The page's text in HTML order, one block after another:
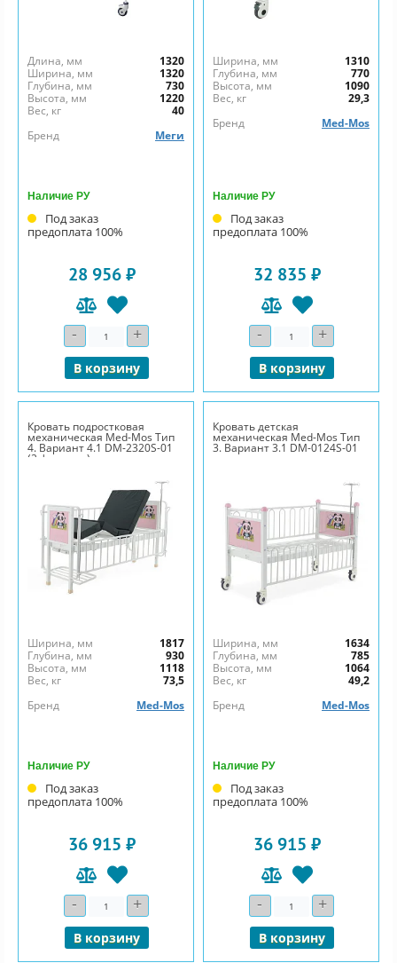
Длина, мм
1320
Ширина, мм
1320
Глубина, мм
730
Высота, мм
1220
Вес, кг
40
Бренд
Меги
Наличие РУ
Под заказ
предоплата 100%
28 956 ₽
- Количество+
В корзину
Ширина, мм
1310
Глубина, мм
770
Высота, мм
1090
Вес, кг
29,3
Бренд
Med-Mos
Наличие РУ
Под заказ
предоплата 100%
32 835 ₽
- Количество+
В корзину
Кровать подростковая
механическая Med-Mos Тип
4. Вариант 4.1 DM-2320S-01
(2 функции)
Ширина, мм
1817
Глубина, мм
930
Высота, мм
1118
Вес, кг
73,5
Бренд
Med-Mos
Наличие РУ
Под заказ
предоплата 100%
36 915 ₽
- Количество+
В корзину
Кровать детская
механическая Med-Mos Тип
3. Вариант 3.1 DM-0124S-01
Ширина, мм
1634
Глубина, мм
785
Высота, мм
1064
Вес, кг
49,2
Бренд
Med-Mos
Наличие РУ
Под заказ
предоплата 100%
36 915 ₽
- Количество+
В корзину